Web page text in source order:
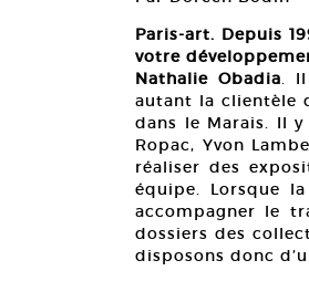
Paris-art. Depuis
votre
Nathalie Obadia. Il
autant la clientèle
dans le Marais. Il
Ropac, Yvon
réaliser des
équipe. Lorsque
accompagner le
dossiers des
disposons donc